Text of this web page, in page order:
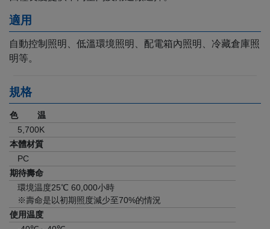
適用
自動控制照明、低溫環境照明、配電箱內照明、冷藏倉庫照
明等。
規格
色 温
5,700K
本體材質
PC
期待壽命
環境温度25℃ 60,000小時
※壽命是以初期照度減少至70%的情況
使用温度